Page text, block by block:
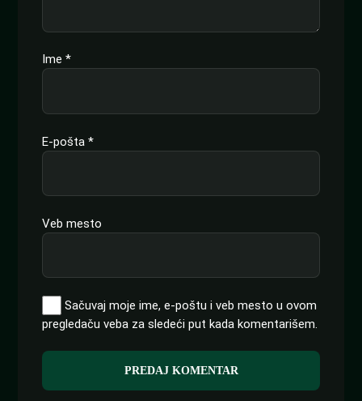
Ime *
E-pošta *
Veb mesto
Sačuvaj moje ime, e-poštu i veb mesto u ovom
pregledaču veba za sledeći put kada komentarišem.